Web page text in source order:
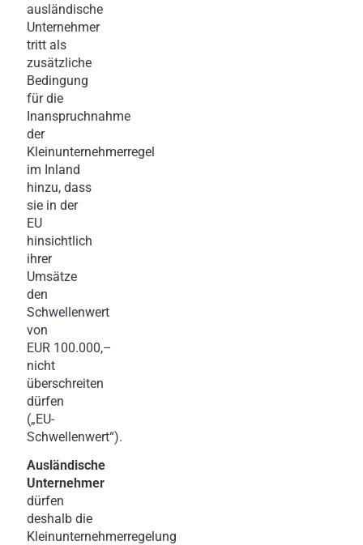
ausländische
Unternehmer
tritt als
zusätzliche
Bedingung
für die
Inanspruchnahme
der
Kleinunternehmerregel
im Inland
hinzu, dass
sie in der
EU
hinsichtlich
ihrer
Umsätze
den
Schwellenwert
von
EUR 100.000,–
nicht
überschreiten
dürfen
(„EU-
Schwellenwert“).
Ausländische
Unternehmer
dürfen
deshalb die
Kleinunternehmerregelung